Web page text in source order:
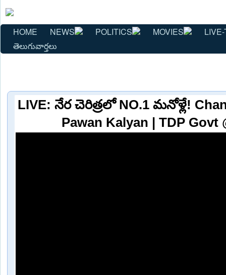
HOME NEWS POLITICS MOVIES
తెలుగువార్తలు
LIVE: నేర చెరిత్రలో NO.1 మనోళ్లే!
Pawan Kalyan | TDP Govt